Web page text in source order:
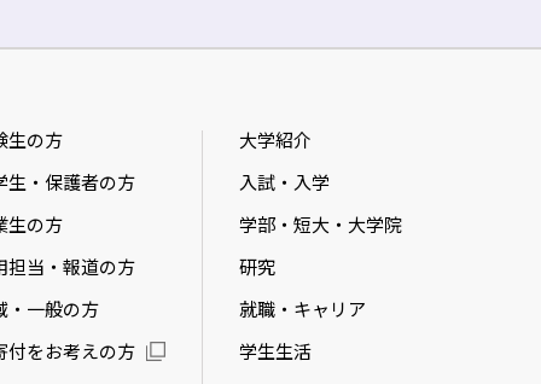
生の方
生・保護者の方
生の方
担当・報道の方
・一般の方
付をお考えの方
大学紹介
入試・入学
学部・短大・大学院
研究
就職・キャリア
学生生活